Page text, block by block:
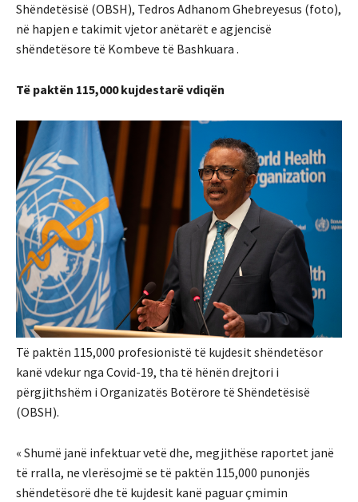
Shëndetësisë (OBSH), Tedros Adhanom Ghebreyesus (foto),
në hapjen e takimit vjetor anëtarët e agjencisë
shëndetësore të Kombeve të Bashkuara .
Të paktën 115,000 kujdestarë vdiqën
Të paktën 115,000 profesionistë të kujdesit shëndetësor
kanë vdekur nga Covid-19, tha të hënën drejtori i
përgjithshëm i Organizatës Botërore të Shëndetësisë
(OBSH).
« Shumë janë infektuar vetë dhe, megjithëse raportet janë
të rralla, ne vlerësojmë se të paktën 115,000 punonjës
shëndetësorë dhe të kujdesit kanë paguar çmimin